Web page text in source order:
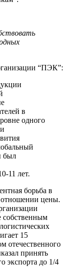
“ПЭК”:
в
одного
был
11 лет.
борьба в
отношении цены.
15
отечественного
принять
экспорта до 1/4